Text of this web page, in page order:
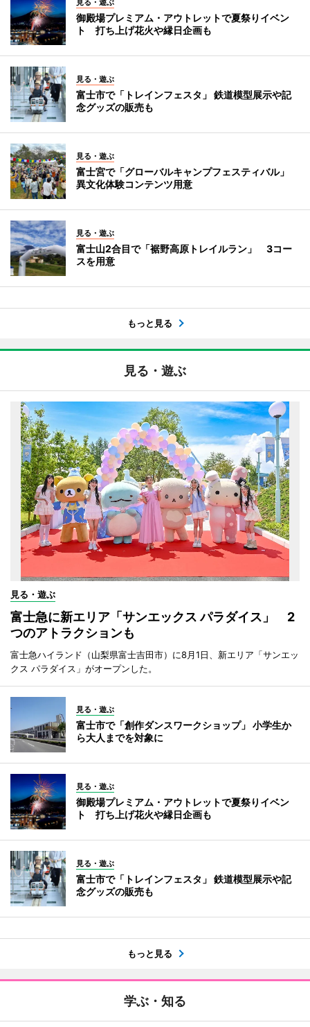
見る・遊ぶ
御殿場プレミアム・アウトレットで夏祭りイベン
ト 打ち上げ花火や縁日企画も
見る・遊ぶ
富士市で「トレインフェスタ」 鉄道模型展示や記
念グッズの販売も
見る・遊ぶ
富士宮で「グローバルキャンプフェスティバル」
異文化体験コンテンツ用意
見る・遊ぶ
富士山2合目で「裾野高原トレイルラン」 3コー
スを用意
もっと見る
見る・遊ぶ
見る・遊ぶ
富士急に新エリア「サンエックス パラダイス」 2
つのアトラクションも
富士急ハイランド（山梨県富士吉田市）に8月1日、新エリア「サンエッ
クス パラダイス」がオープンした。
見る・遊ぶ
富士市で「創作ダンスワークショップ」 小学生か
ら大人までを対象に
見る・遊ぶ
御殿場プレミアム・アウトレットで夏祭りイベン
ト 打ち上げ花火や縁日企画も
見る・遊ぶ
富士市で「トレインフェスタ」 鉄道模型展示や記
念グッズの販売も
もっと見る
学ぶ・知る